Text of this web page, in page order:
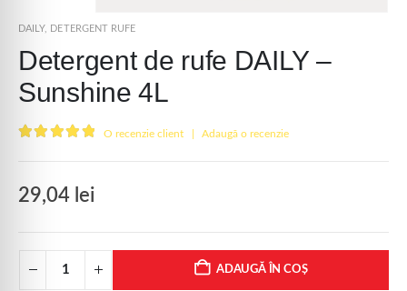
DAILY, DETERGENT RUFE
Detergent de rufe DAILY –
Sunshine 4L
O recenzie client Adaugă o recenzie
29,04 lei
ADAUGĂ ÎN COȘ